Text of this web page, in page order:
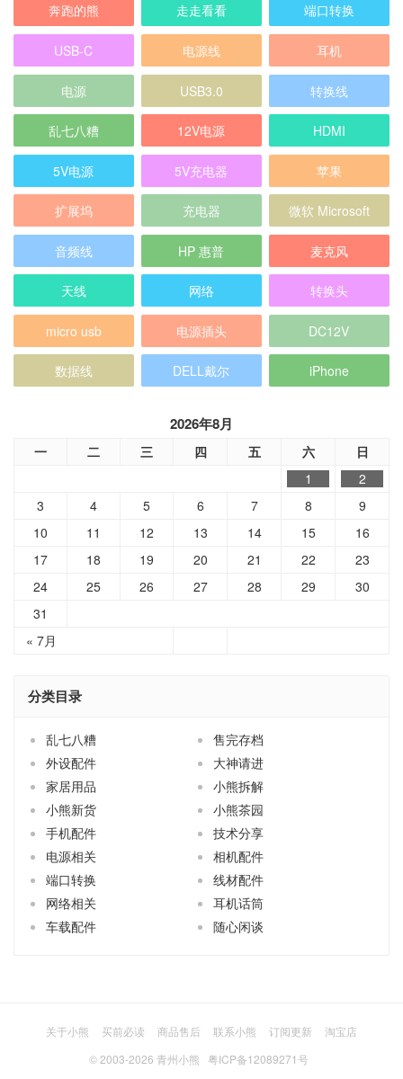
奔跑的熊 走走看看 端口转换
USB-C 电源线 耳机
电源 USB3.0 转换线
乱七八糟 12V电源 HDMI
5V电源 5V充电器 苹果
扩展坞 充电器 微软 Microsoft
音频线 HP 惠普 麦克风
天线 网络 转换头
micro usb 电源插头 DC12V
数据线 DELL戴尔 iPhone
2026年8月
一 二 三 四 五 六 日
« 7月
1
2
3
4 5 6 7 8
9
10
11 12 13 14 15
16
17
18 19 20 21 22
23
24
25 26 27 28 29
30
31
分类目录
乱七八糟
售完存档
外设配件
大神请进
家居用品
小熊拆解
小熊新货
小熊茶园
手机配件
技术分享
电源相关
相机配件
端口转换
线材配件
网络相关
耳机话筒
车载配件
随心闲谈
关于小熊 买前必读 商品售后 联系小熊 订阅更新
淘宝店
© 2003-2026 青州小熊 粤ICP备12089271号